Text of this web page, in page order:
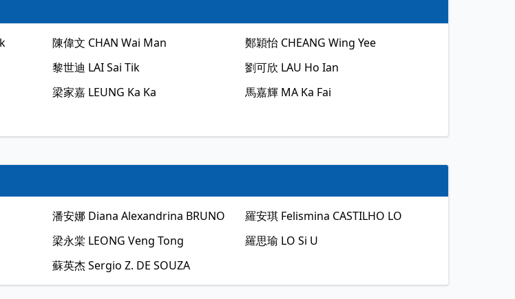
陳偉文 CHAN Wai Man 鄭穎怡 CHEANG Wing Yee
黎世迪 LAI Sai Tik 劉可欣 LAU Ho Ian
梁家嘉 LEUNG Ka Ka 馬嘉輝 MA Ka Fai
潘安娜 Diana Alexandrina BRUNO 羅安琪 Felismina CASTILHO LO
梁永棠 LEONG Veng Tong 羅思瑜 LO Si U
蘇英杰Sergio Z. DE SOUZA